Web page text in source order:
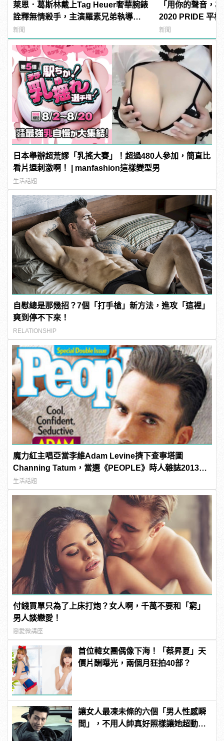
萊恩．葛斯林戴上Tag Heuer奢華腕錶
詮釋無情殺手，主演羅素兄弟執導
《灰影人》
新聞
「用你的聲音，
2020 PRIDE 平權
新聞
日本舉辦超荒謬「乳搖大賽」！超過480人參加，簡直比
看片還刺激啊！ | manfashion這樣變型男
生活話題
自慰總是那幾招？7個「打手槍」新方法，進攻「這裡」
爽到停不下來！
RELATIONSHIP
魔力紅主唱亞當李維Adam Levine擠下查寧塔圖
Channing Tatum，當選《PEOPLE》時人雜誌2013年
最性感男人！
生活話題
付錢買單只為了上床打炮？女人啊，千萬不要和「窮」
男人談戀愛！
戀愛微講座
首位韓女團偶像下海！「蔡昇夏」天
價片酬曝光，兩個月狂拍40部？
讓女人最凍未條的六個「男人性感瞬
間」，不用人帥真好照樣讓她超動